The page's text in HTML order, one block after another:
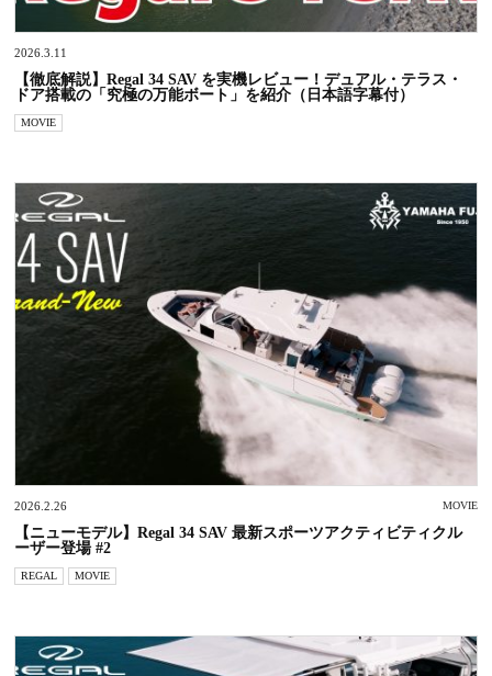
2026.3.11
【徹底解説】Regal 34 SAV を実機レビュー！デュアル・テラス・
ドア搭載の「究極の万能ボート」を紹介（日本語字幕付）
MOVIE
2026.2.26 MOVIE
【ニューモデル】Regal 34 SAV 最新スポーツアクティビティクル
ーザー登場 #2
REGAL MOVIE